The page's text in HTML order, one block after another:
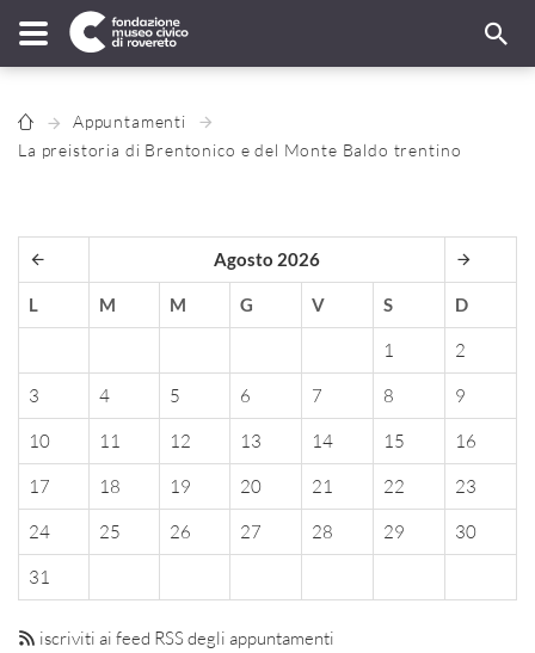
Appuntamenti
La preistoria di Brentonico e del Monte Baldo trentino
Agosto 2026
L M M G V S D
1
2
3
4 5 6 7 8
9
10
11 12 13 14 15
16
17
18 19 20 21 22
23
24
25 26 27 28 29
30
31
iscriviti ai feed RSS degli appuntamenti